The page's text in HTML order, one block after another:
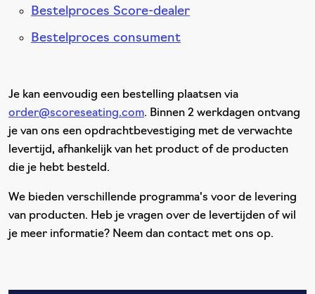
Bestelproces Score-dealer
Bestelproces consument
Je kan eenvoudig een bestelling plaatsen via
order@scoreseating.com. Binnen 2 werkdagen ontvang
je van ons een opdrachtbevestiging met de verwachte
levertijd, afhankelijk van het product of de producten
die je hebt besteld.
We bieden verschillende programma's voor de levering
van producten. Heb je vragen over de levertijden of wil
je meer informatie? Neem dan contact met ons op.